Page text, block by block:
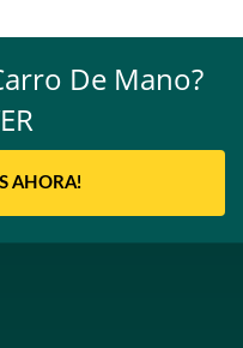
De Mano?
AHORA!